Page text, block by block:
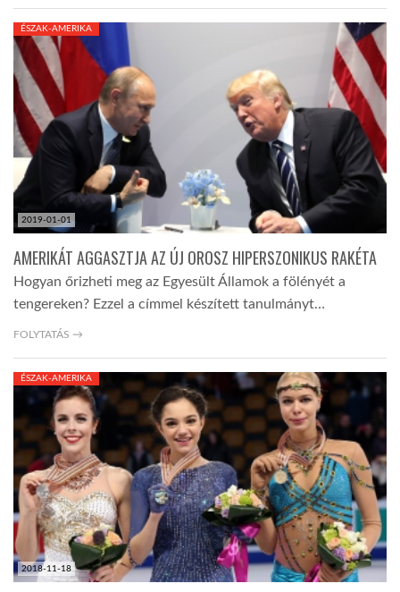
2019-01-01
ÉSZAK-AMERIKA
AMERIKÁT AGGASZTJA AZ ÚJ OROSZ HIPERSZONIKUS RAKÉTA
Hogyan őrizheti meg az Egyesült Államok a fölényét a
tengereken? Ezzel a címmel készített tanulmányt…
FOLYTATÁS →
2018-11-18
ÉSZAK-AMERIKA